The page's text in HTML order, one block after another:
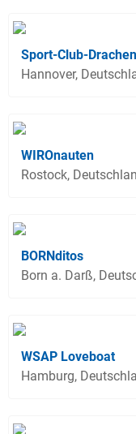
Sport-Club-
Hannover,
WIROnauten
Rostock,
BORNditos
Born a. Darß,
WSAP Loveboat
Hamburg,